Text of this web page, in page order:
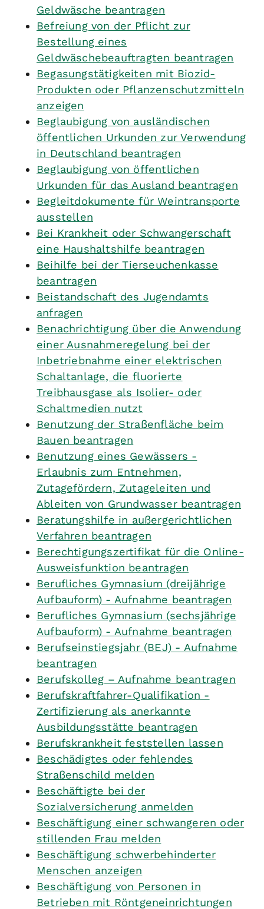
Geldwäsche beantragen
Befreiung von der Pflicht zur
Bestellung eines
Geldwäschebeauftragten beantragen
Begasungstätigkeiten mit Biozid-
Produkten oder Pflanzenschutzmitteln
anzeigen
Beglaubigung von ausländischen
öffentlichen Urkunden zur Verwendung
in Deutschland beantragen
Beglaubigung von öffentlichen
Urkunden für das Ausland beantragen
Begleitdokumente für Weintransporte
ausstellen
Bei Krankheit oder Schwangerschaft
eine Haushaltshilfe beantragen
Beihilfe bei der Tierseuchenkasse
beantragen
Beistandschaft des Jugendamts
anfragen
Benachrichtigung über die Anwendung
einer Ausnahmeregelung bei der
Inbetriebnahme einer elektrischen
Schaltanlage, die fluorierte
Treibhausgase als Isolier- oder
Schaltmedien nutzt
Benutzung der Straßenfläche beim
Bauen beantragen
Benutzung eines Gewässers -
Erlaubnis zum Entnehmen,
Zutagefördern, Zutageleiten und
Ableiten von Grundwasser beantragen
Beratungshilfe in außergerichtlichen
Verfahren beantragen
Berechtigungszertifikat für die Online-
Ausweisfunktion beantragen
Berufliches Gymnasium (dreijährige
Aufbauform) - Aufnahme beantragen
Berufliches Gymnasium (sechsjährige
Aufbauform) - Aufnahme beantragen
Berufseinstiegsjahr (BEJ) - Aufnahme
beantragen
Berufskolleg – Aufnahme beantragen
Berufskraftfahrer-Qualifikation -
Zertifizierung als anerkannte
Ausbildungsstätte beantragen
Berufskrankheit feststellen lassen
Beschädigtes oder fehlendes
Straßenschild melden
Beschäftigte bei der
Sozialversicherung anmelden
Beschäftigung einer schwangeren oder
stillenden Frau melden
Beschäftigung schwerbehinderter
Menschen anzeigen
Beschäftigung von Personen in
Betrieben mit Röntgeneinrichtungen